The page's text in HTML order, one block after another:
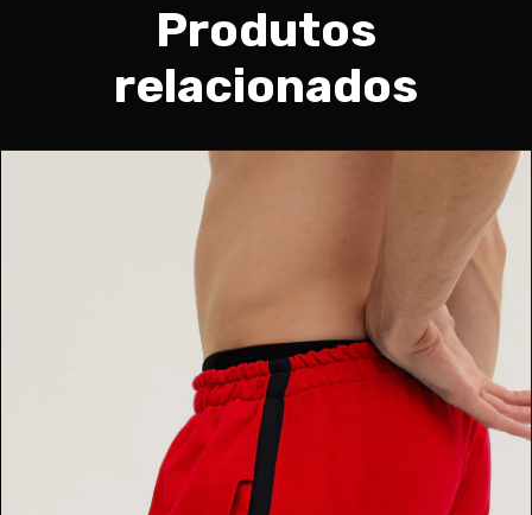
Produtos
relacionados